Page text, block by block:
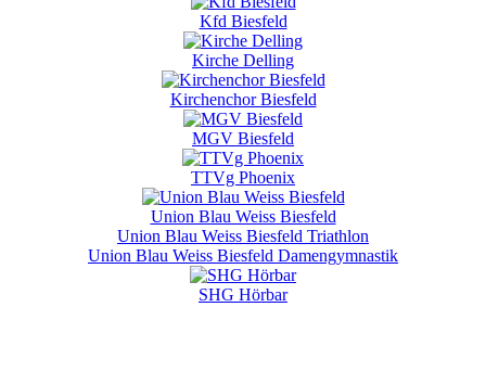
Kfd Biesfeld
Kirche Delling
Kirchenchor Biesfeld
MGV Biesfeld
TTVg Phoenix
Union Blau Weiss Biesfeld
Union Blau Weiss Biesfeld Triathlon
Union Blau Weiss Biesfeld Damengymnastik
SHG Hörbar